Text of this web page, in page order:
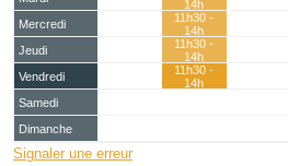
14h
Mercredi
11h30 -
14h
Jeudi
11h30 -
14h
Vendredi
11h30 -
14h
Samedi
Dimanche
Signaler une erreur